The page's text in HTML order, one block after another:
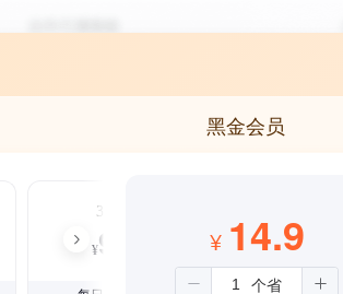
黑金会员
3个月
¥99 ¥ 14.9